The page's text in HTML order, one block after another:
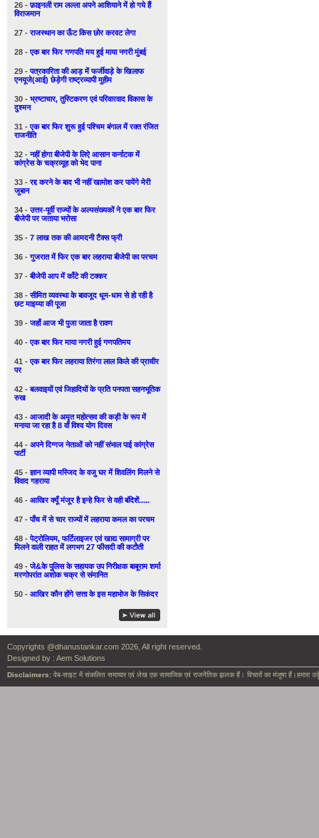
26 -फ़ाइनली राम लल्ला अपने आशियाने में हो गये हैं
विराजमान
27 -राजस्थान का ऊँट किस छोर करवट लेगा
28 -एक बार फिर गणपति मय हुई माया नगरी मुंबई
29 -पत्रकारिता की आड़ में फर्जीवाड़े के खिलाफ
एनयूजे(आई) छेड़ेगी राष्ट्रव्यापी मुहीम
30 - भ्रष्टाचार, तुस्टिकरण एवं परिवारवाद विकास के
दुश्मन
31 -एक बार फिर शुरू हुई पश्चिम बंगाल में रक्त रंजित
राजनीति
32 -नहीं होगा बीजेपी के लिऐ आसान कर्नाटक में
कांग्रेस के चक्रव्यूह को भेद पाना
33 -रद्द करने के बाद भी नहीं खामोश कर पायेंगे मेरी
जुबान
34 -उत्तर-पूर्वी राज्यों के अल्पसंख्यकों ने एक बार फिर
बीजेपी पर जताया भरोसा
35 - 7 लाख तक की आमदनी टैक्स फ्री
36 -गुजरात में फिर एक बार लहराया बीजेपी का परचम
37 -बीजेपी आप में काँटे की टक्कर
38 -सीमित व्यवस्था के बावजूद धूम-धाम से हो रही है
छट माइय्या की पूजा
39 -जहाँ आज भी पुजा जाता है रावण
40 -एक बार फिर माया नगरी हुई गणपतिमय
41 -एक बार फिर लहराया तिरंगा लाल किले की प्राचीर
पर
42 -बलवाइयों एवं जिहादियों के प्रति पनपता सहनभूतिक
रुख
43 - आजादी के अमृत महोत्सव की कड़ी के रूप में
मनाया जा रहा है 8 वाँ विश्व योग दिवस
44 - अपने दिग्गज नेताओं को नहीं संभाल पाई कांग्रेस
पार्टी
45 -ज्ञान व्यापी मस्जिद के वजु घर में शिवलिंग मिलने से
विवाद गहराया
46 - आखिर क्यूँ मंजूर है इन्हे फिर से वही बंदिशें.....
47 -पाँच में से चार राज्यों में लहराया कमल का परचम
48 -पेट्रोलियम, फर्टिलाइजर एवं खाद्य सामाग्री पर
मिलने वाली राहत में लगभग 27 फीसदी की कटौती
49 -जे&के पुलिस के सहायक उप निरीक्षक बाबूराम शर्मा
मरणोपरांत अशोक चक्र से संमानित
50 - आखिर कौन होंगे सत्ता के इस महाभोज के सिकंदर
Copyrights @dhanustankar.com 2026, All right reserved.
Designed by : Aem Solutions
Disclaimers: वेब-साइट में संकलित समाचार एवं लेख एक सामाजिक एवं राजनैतिक झलक हैं। विचारों का मंजुषा हैं।हमारा